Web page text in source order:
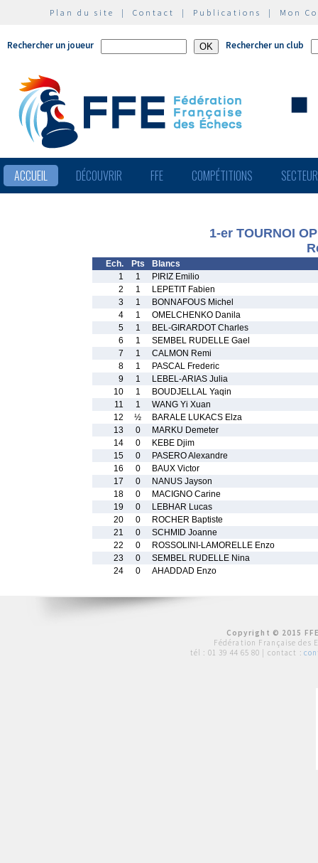
Plan du site | Contact | Publications | Mon
Rechercher un joueur Rechercher un club
ACCUEIL DÉCOUVRIR FFE COMPÉTITIONS
1-er TOURNOI
Ech. Pts
Blancs
1
1
PIRIZ Emilio
2
1
LEPETIT Fabien
3
1
BONNAFOUS Michel
4
1
OMELCHENKO Danila
5
1
BEL-GIRARDOT Charles
6
1
SEMBEL RUDELLE Gael
7
1
CALMON Remi
8
1
PASCAL Frederic
9
1
LEBEL-ARIAS Julia
10
1
BOUDJELLAL Yaqin
11
1
WANG Yi Xuan
12
½
BARALE LUKACS Elza
13
0
MARKU Demeter
14
0
KEBE Djim
15
0
PASERO Alexandre
16
0
BAUX Victor
17
0
NANUS Jayson
18
0
MACIGNO Carine
19
0
LEBHAR Lucas
20
0
ROCHER Baptiste
21
0
SCHMID Joanne
22
0
ROSSOLINI-LAMORELLE Enzo
23
0
SEMBEL RUDELLE Nina
24
0 AHADDAD Enzo
Copyright © 2015
Fédération Française des
tél : 01 39 44 65 80 | contact :